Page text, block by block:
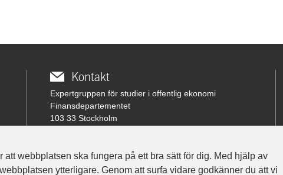
Kontakt
Expertgruppen för studier i offentlig ekonomi
Finansdepartementet
103 33 Stockholm
Telefon vx: 08-405 10 00
webbplatsen ska fungera på ett bra sätt för dig. Med hjälp av
ytterligare. Genom att surfa vidare godkänner du att vi